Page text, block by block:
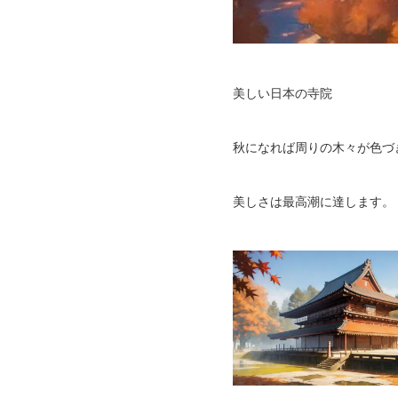
美しい日本の寺院
秋になれば周りの木々が色づ
美しさは最高潮に達します。